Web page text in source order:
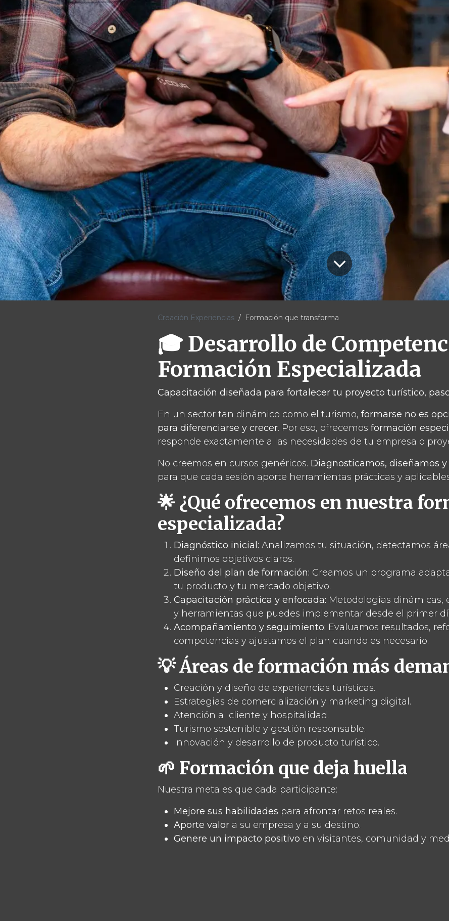
Creación Experiencias Formación que transforma
🎓 Desarrollo de
Formación Especializada
Capacitación diseñada para fortalecer tu proyecto turístico,
En un sector tan dinámico como el turismo, formarse no es
para diferenciarse y crecer. Por eso, ofrecemos formación
responde exactamente a las necesidades de tu empresa o
No creemos en cursos genéricos. Diagnosticamos, diseñamos
para que cada sesión aporte herramientas prácticas y
🌟 ¿Qué ofrecemos en nuestra
especializada?
Diagnóstico inicial: Analizamos tu situación, detectamos
definimos objetivos claros.
Diseño del plan de formación: Creamos un programa
tu producto y tu mercado objetivo.
Capacitación práctica y enfocada: Metodologías dinámicas,
y herramientas que puedes implementar desde el primer
Acompañamiento y seguimiento: Evaluamos resultados,
competencias y ajustamos el plan cuando es necesario.
💡 Áreas de formación más
Creación y diseño de experiencias turísticas.
Estrategias de comercialización y marketing digital.
Atención al cliente y hospitalidad.
Turismo sostenible y gestión responsable.
Innovación y desarrollo de producto turístico.
🌱 Formación que deja huella
Nuestra meta es que cada participante:
Mejore sus habilidades para afrontar retos reales.
Aporte valor a su empresa y a su destino.
Genere un impacto positivo en visitantes, comunidad y